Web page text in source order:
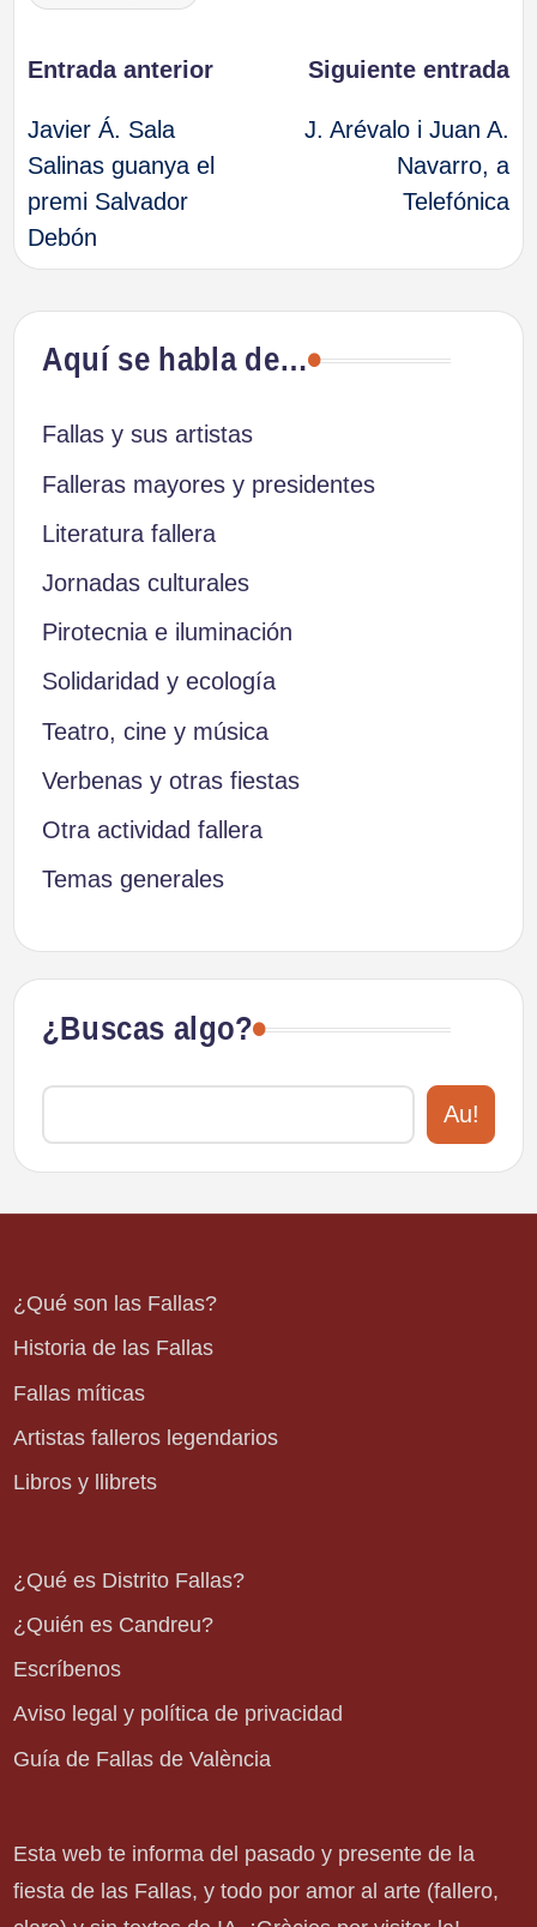
Navegación
de
entradas
Entrada anterior
Javier Á. Sala
Salinas guanya el
premi Salvador
Debón
Siguiente entrada
J. Arévalo i Juan A.
Navarro, a
Telefónica
Aquí se habla de…
Fallas y sus artistas
Falleras mayores y presidentes
Literatura fallera
Jornadas culturales
Pirotecnia e iluminación
Solidaridad y ecología
Teatro, cine y música
Verbenas y otras fiestas
Otra actividad fallera
Temas generales
¿Buscas algo?
Au!
¿Qué son las Fallas?
Historia de las Fallas
Fallas míticas
Artistas falleros legendarios
Libros y llibrets
¿Qué es Distrito Fallas?
¿Quién es Candreu?
Escríbenos
Aviso legal y política de privacidad
Guía de Fallas de València
Esta web te informa del pasado y presente de la
fiesta de las Fallas, y todo por amor al arte (fallero,